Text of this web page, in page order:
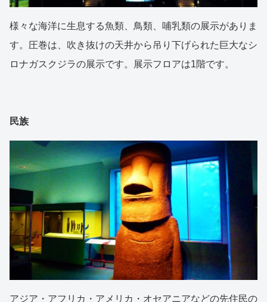
様々な海洋に生息する魚類、鳥類、哺乳類の展示がありま
す。圧巻は、吹き抜けの天井から吊り下げられた巨大なシ
ロナガスクジラの展示です。展示フロアは1階です。
民族
アジア・アフリカ・アメリカ・オセアニアなどの先住民の